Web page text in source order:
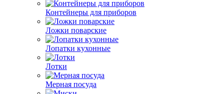
Контейнеры для приборов
Ложки поварские
Лопатки кухонные
Лотки
Мерная посуда